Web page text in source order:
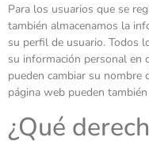
Para los usuarios que se
también almacenamos la
su perfil de usuario. Todos
su información personal en
pueden cambiar su nombre
página web pueden
¿Qué